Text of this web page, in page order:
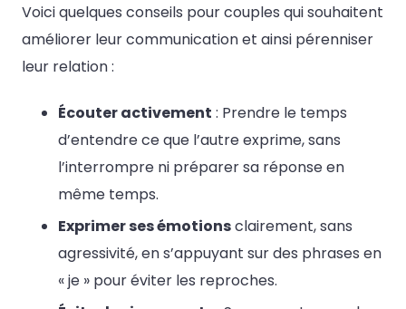
Voici quelques conseils pour couples qui souhaitent
améliorer leur communication et ainsi pérenniser
leur relation :
Écouter activement : Prendre le temps
d’entendre ce que l’autre exprime, sans
l’interrompre ni préparer sa réponse en
même temps.
Exprimer ses émotionsclairement, sans
agressivité, en s’appuyant sur des phrases en
« je » pour éviter les reproches.